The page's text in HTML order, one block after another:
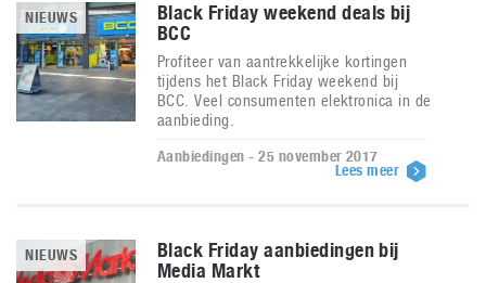
NIEUWS
Black Friday weekend deals bij
BCC
Profiteer van aantrekkelijke kortingen
tijdens het Black Friday weekend bij
BCC. Veel consumenten elektronica in de
aanbieding.
Aanbiedingen - 25 november 2017
Lees meer
NIEUWS
Black Friday aanbiedingen bij
Media Markt